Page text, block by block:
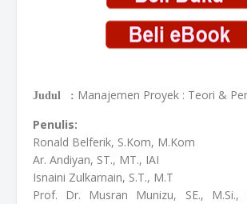
Judul : Manajemen Proyek : Teori &
Penulis:
Ronald Belferik, S.Kom, M.Kom
Ar. Andiyan, ST., MT., IAI
Isnaini Zulkarnain, S.T., M.T
Prof. Dr. Musran Munizu, SE., M.Si.,